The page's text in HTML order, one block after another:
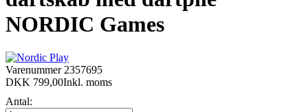
NORDIC Games
Varenummer 2357695
DKK 799,00Inkl. moms
Antal: